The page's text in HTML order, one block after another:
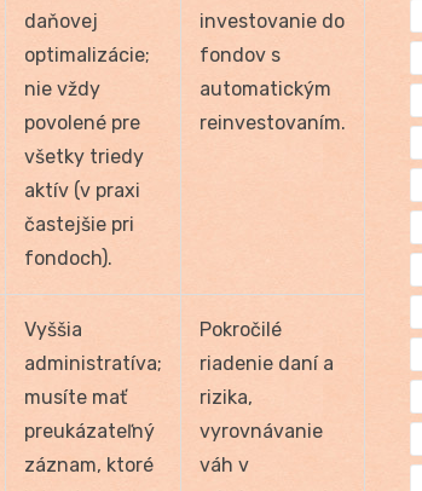
daňovej
optimalizácie;
nie vždy
povolené pre
všetky triedy
aktív (v praxi
častejšie pri
fondoch).
investovanie do
fondov s
automatickým
reinvestovaním.
Vyššia
administratíva;
musíte mať
preukázateľný
záznam, ktoré
Pokročilé
riadenie daní a
rizika,
vyrovnávanie
váh v